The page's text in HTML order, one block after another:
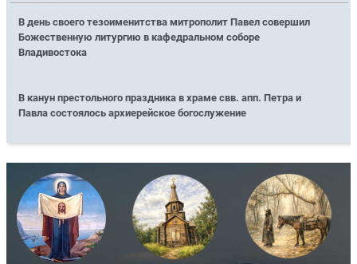
В день своего тезоименитства митрополит Павел совершил
Божественную литургию в кафедральном соборе
Владивостока
В канун престольного праздника в храме свв. апп. Петра и
Павла состоялось архиерейское богослужение